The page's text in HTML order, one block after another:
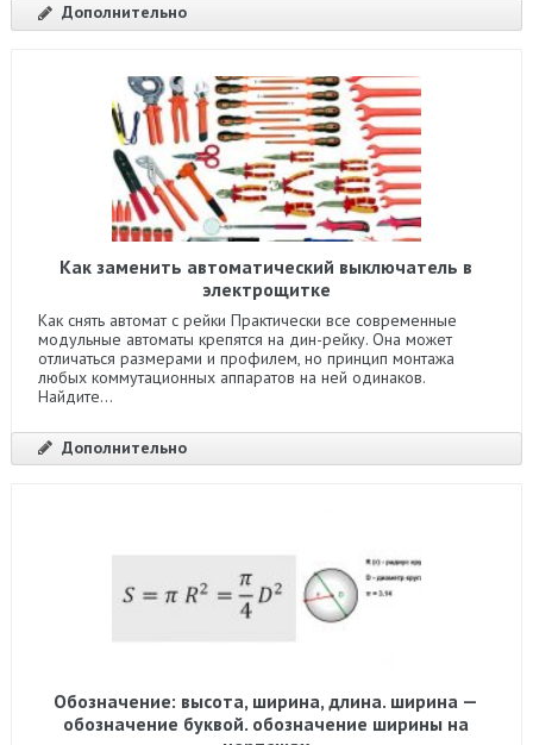
Дополнительно
Как заменить автоматический выключатель в
электрощитке
Как снять автомат с рейки Практически все современные
модульные автоматы крепятся на дин-рейку. Она может
отличаться размерами и профилем, но принцип монтажа
любых коммутационных аппаратов на ней одинаков.
Найдите...
Дополнительно
Обозначение: высота, ширина, длина. ширина —
обозначение буквой. обозначение ширины на